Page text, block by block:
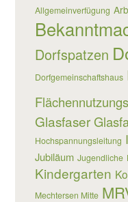
Allgemeinverfügung
Dorfspatzen
Dorfgemeinschaftshaus
Glasfaser
Hochspannungsleitung
Jubiläum Jugendliche
Kindergarten
Mechtersen Mitte